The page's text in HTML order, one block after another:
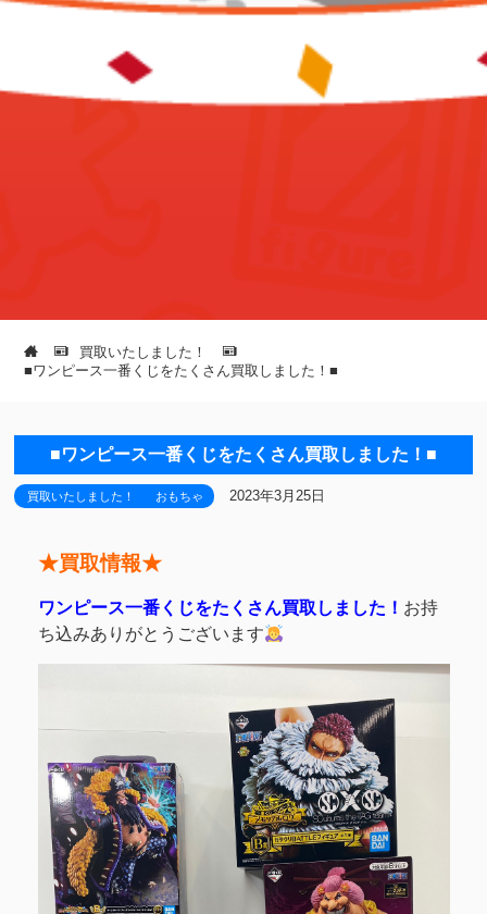
買取いたしました！
■ワンピース一番くじをたくさん買取しました！■
■ワンピース一番くじをたくさん買取しました！■
買取いたしました！ おもちゃ 2023年3月25日
★買取情報★
ワンピース一番くじをたくさん買取しました！ お持
ち込みありがとうございます